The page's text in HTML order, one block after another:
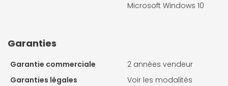
Microsoft Windows 10
Garanties
Garantie commerciale
2 années vendeur
Garanties légales
Voir les modalités